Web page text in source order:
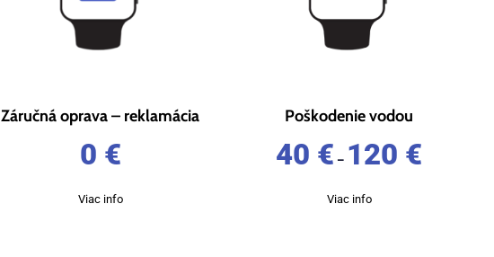
Záručná oprava – reklamácia
0 €
Viac info
Poškodenie vodou
40 € – 120 €
Viac info